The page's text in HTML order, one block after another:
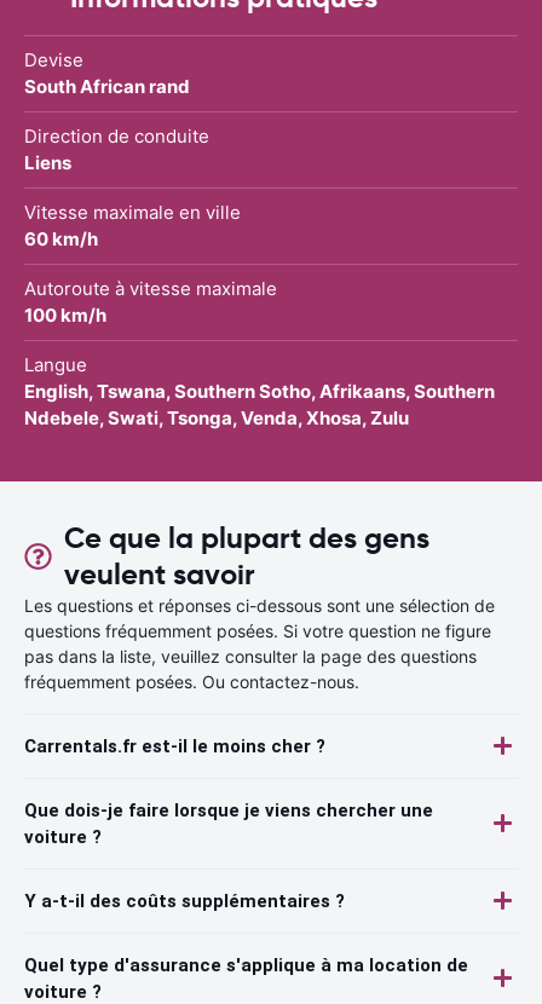
Devise
South African rand
Direction de conduite
Liens
Vitesse maximale en ville
60 km/h
Autoroute à vitesse maximale
100 km/h
Langue
English, Tswana, Southern Sotho, Afrikaans, Southern
Ndebele, Swati, Tsonga, Venda, Xhosa, Zulu
Ce que la plupart des gens
veulent savoir
Les questions et réponses ci-dessous sont une sélection de
questions fréquemment posées. Si votre question ne figure
pas dans la liste, veuillez consulter la page des questions
fréquemment posées. Ou contactez-nous.
Carrentals.fr est-il le moins cher ?
Que dois-je faire lorsque je viens chercher une
voiture ?
Y a-t-il des coûts supplémentaires ?
Quel type d'assurance s'applique à ma location de
voiture ?